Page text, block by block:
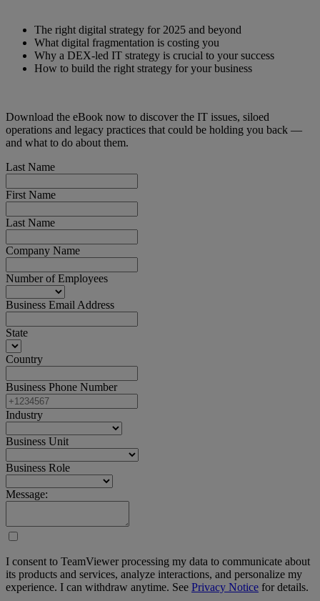
The right digital strategy for 2025 and beyond
What digital fragmentation is costing you
Why a DEX-led IT strategy is crucial to your success
How to build the right strategy for your business
Download the eBook now to discover the IT issues, siloed
operations and legacy practices that could be holding you back —
and what to do about them.
Last Name
First Name
Last Name
Company Name
Number of Employees
Business Email Address
State
Country
Business Phone Number
Industry
Business Unit
Business Role
Message:
I consent to TeamViewer processing my data to communicate about
its products and services, analyze interactions, and personalize my
experience. I can withdraw anytime. See Privacy Notice for details.